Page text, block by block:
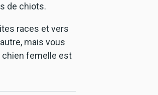
de chiots.
races et vers
mais vous
chien femelle est